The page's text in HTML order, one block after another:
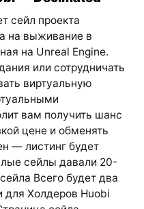
сейл проекта
на выживание в
на Unreal Engine.
или сотрудничать
виртуальную
вам получить шанс
цене и обменять
— листинг будет
сейлы давали 20-
Всего будет два
для Холдеров Huobi